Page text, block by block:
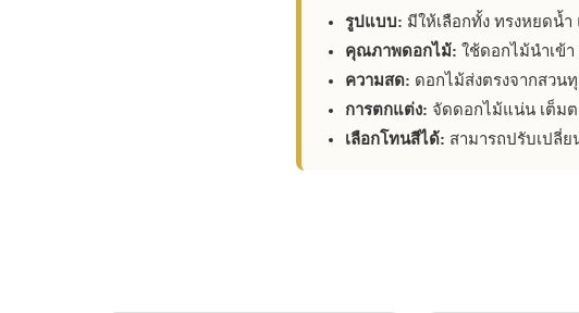
รูปแบบ: มีให้เลือกทั้ง ทรงหยดน้ำ
คุณภาพดอกไม้: ใช้ดอกไม้นำเข้
ความสด: ดอกไม้ส่งตรงจากสวน
การตกแต่ง: จัดดอกไม้แน่น เต็ม
เลือกโทนสีได้: สามารถปรับเปลี่